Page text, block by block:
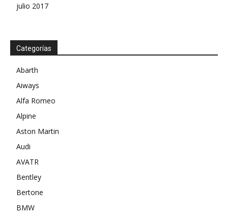
julio 2017
Categorías
Abarth
Aiways
Alfa Romeo
Alpine
Aston Martin
Audi
AVATR
Bentley
Bertone
BMW